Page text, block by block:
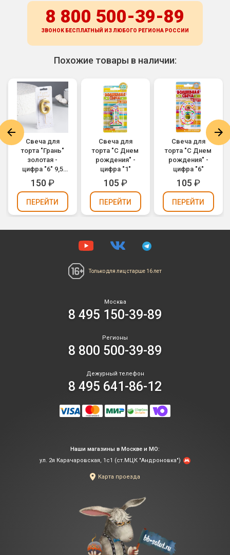
8 800 500-39-89
ЗВОНОК БЕСПЛАТНЫЙ ИЗ ЛЮБОГО РЕГИОНА РОССИИ
Похожие товары в наличии:
Свеча для
торта "Грань"
золотая -
цифра "6" 9,5
см
150₽
ПЕРЕЙТИ
Свеча для
торта "С Днем
рождения" -
цифра "1"
105 ₽
ПЕРЕЙТИ
Свеча для
торта "С Днем
рождения" -
цифра "6"
105 ₽
ПЕРЕЙТИ
Только для лиц старше 16 лет
Москва
8 495 150-39-89
Регионы
8 800 500-39-89
Дежурный телефон
8 495 641-86-12
Наши магазины в Москве и МО:
ул. 2я Карачаровская, 1с1 (ст.МЦК "Андроновка")
Карта проезда